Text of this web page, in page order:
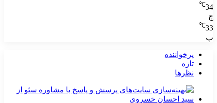
34
℃
چ
33
℃
پ
پرخواننده
تازه
نظرها